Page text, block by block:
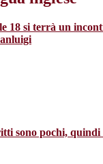
18 si terrà un
sono pochi,